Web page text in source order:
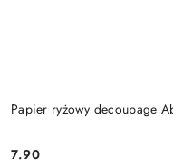
Papier ryżowy decoupage
7.90